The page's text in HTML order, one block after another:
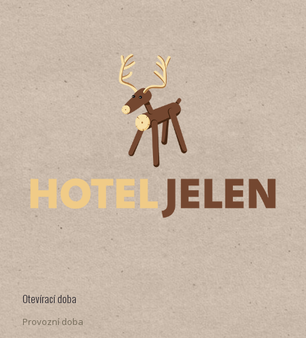
Otevírací doba
Provozní doba